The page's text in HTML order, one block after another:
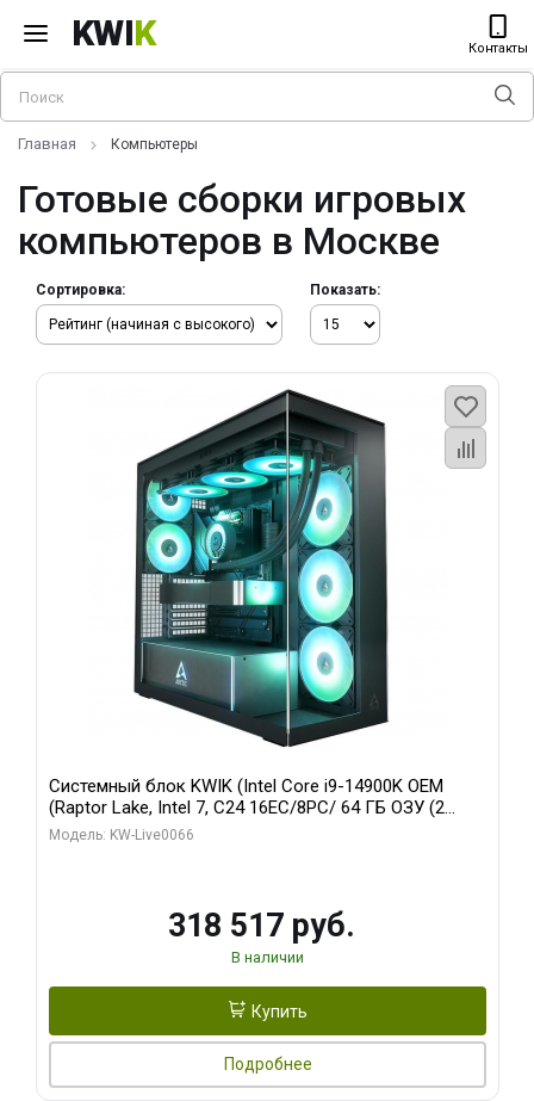
KWIK Контакты
Главная Компьютеры
Готовые сборки игровых
компьютеров в Москве
Сортировка: Показать:
Системный блок KWIK (Intel Core i9-14900K OEM
(Raptor Lake, Intel 7, C24 16EC/8PC/ 64 ГБ ОЗУ (2
модуля)/ Gigabyte RTX5080 XTREME WATERFORCE
Модель: KW-Live0066
318 517 руб.
В наличии
Купить
Подробнее